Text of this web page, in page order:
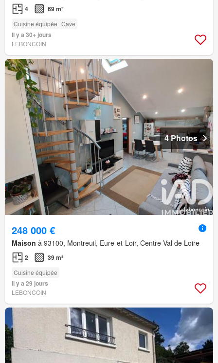
4 69 m²
Cuisine équipée Cave
Il y a 30+ jours
LEBONCOIN
4 Photos
248 000 €
Maison à 93100, Montreuil, Eure-et-Loir, Centre-Val de Loire
2 39 m²
Cuisine équipée
Il y a 29 jours
LEBONCOIN